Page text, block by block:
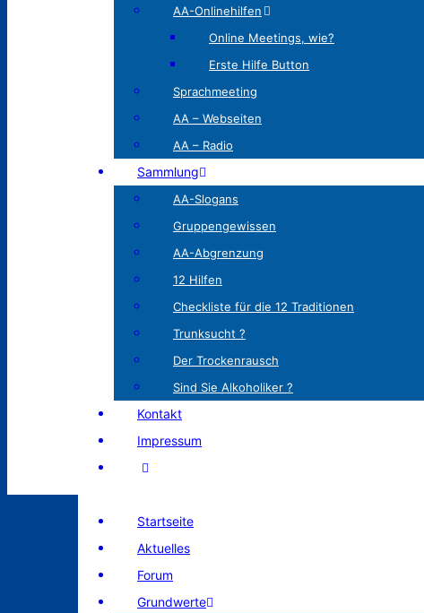
AA-Onlinehilfen
Online Meetings, wie?
Erste Hilfe Button
Sprachmeeting
AA – Webseiten
AA – Radio
Sammlung
AA-Slogans
Gruppengewissen
AA-Abgrenzung
12 Hilfen
Checkliste für die 12 Traditionen
Trunksucht ?
Der Trockenrausch
Sind Sie Alkoholiker ?
Kontakt
Impressum
Startseite
Aktuelles
Forum
Grundwerte